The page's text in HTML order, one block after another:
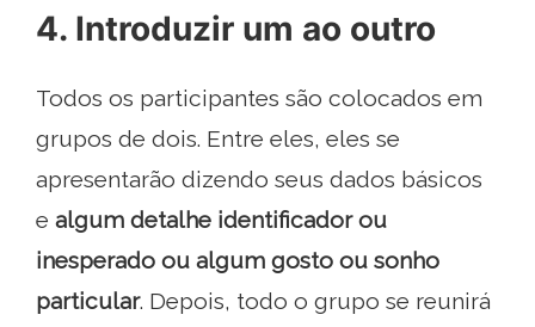
4. Introduzir um ao outro
Todos os participantes são colocados em
grupos de dois. Entre eles, eles se
apresentarão dizendo seus dados básicos
e algum detalhe identificador ou
inesperado ou algum gosto ou sonho
particular. Depois, todo o grupo se reunirá